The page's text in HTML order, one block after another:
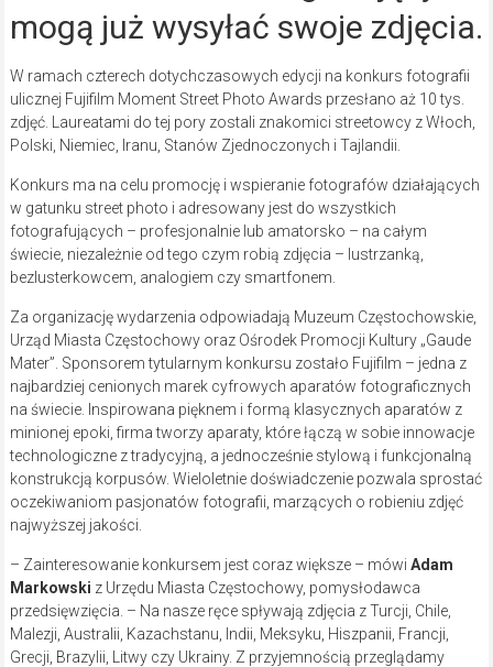
mogą już wysyłać swoje zdjęcia.
W ramach czterech dotychczasowych edycji na konkurs fotografii
ulicznej Fujifilm Moment Street Photo Awards przesłano aż 10 tys.
zdjęć. Laureatami do tej pory zostali znakomici streetowcy z Włoch,
Polski, Niemiec, Iranu, Stanów Zjednoczonych i Tajlandii.
Konkurs ma na celu promocję i wspieranie fotografów działających
w gatunku street photo i adresowany jest do wszystkich
fotografujących – profesjonalnie lub amatorsko – na całym
świecie, niezależnie od tego czym robią zdjęcia – lustrzanką,
bezlusterkowcem, analogiem czy smartfonem.
Za organizację wydarzenia odpowiadają Muzeum Częstochowskie,
Urząd Miasta Częstochowy oraz Ośrodek Promocji Kultury „Gaude
Mater”. Sponsorem tytularnym konkursu zostało Fujifilm – jedna z
najbardziej cenionych marek cyfrowych aparatów fotograficznych
na świecie. Inspirowana pięknem i formą klasycznych aparatów z
minionej epoki, firma tworzy aparaty, które łączą w sobie innowacje
technologiczne z tradycyjną, a jednocześnie stylową i funkcjonalną
konstrukcją korpusów. Wieloletnie doświadczenie pozwala sprostać
oczekiwaniom pasjonatów fotografii, marzących o robieniu zdjęć
najwyższej jakości.
– Zainteresowanie konkursem jest coraz większe – mówi Adam
Markowski z Urzędu Miasta Częstochowy, pomysłodawca
przedsięwzięcia. – Na nasze ręce spływają zdjęcia z Turcji, Chile,
Malezji, Australii, Kazachstanu, Indii, Meksyku, Hiszpanii, Francji,
Grecji, Brazylii, Litwy czy Ukrainy. Z przyjemnością przeglądamy